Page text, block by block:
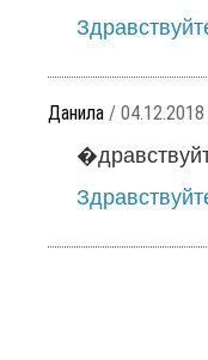
Данила / 04.12.2018